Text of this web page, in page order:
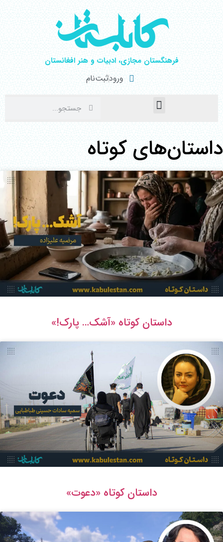
فرهنگستان مجازی، ادبیات و هنر افغانستان
ورودثبت‌نام
داستان‌های کوتاه
داستان کوتاه «آشک… پارک!»
داستان کوتاه «دعوت»